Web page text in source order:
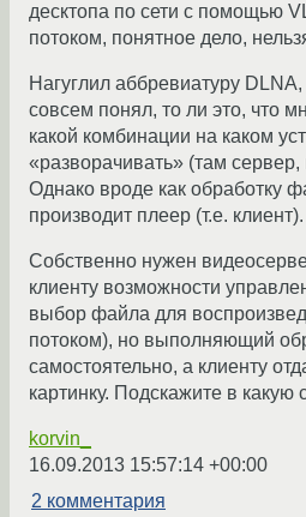
десктопа по сети с помощью
потоком, понятное дело,
Нагуглил аббревиатуру
совсем понял, то ли это, что
какой комбинации на каком
«разворачивать» (там
Однако вроде как обработку
производит плеер (т.е. клиент).
Собственно нужен
клиенту возможности
выбор файла для
потоком), но выполняющий
самостоятельно, а клиенту
картинку. Подскажите в какую
korvin_
16.09.2013 15:57:14 +00:00
2 комментария